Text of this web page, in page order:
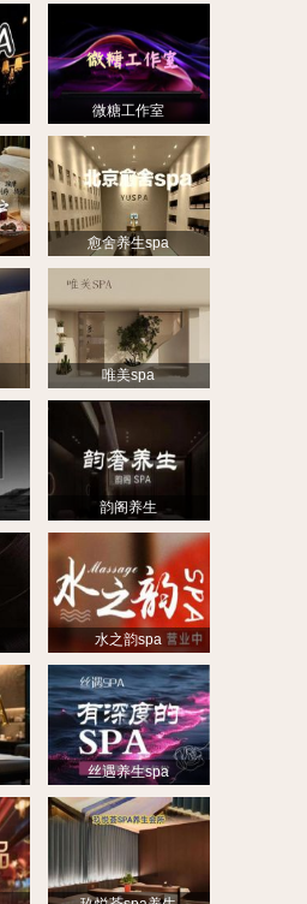
微糖工作室
愈舍养生spa
唯美spa
韵阁养生
水之韵spa
丝遇养生spa